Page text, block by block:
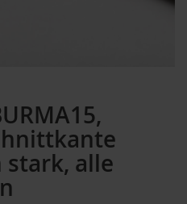
stark, alle